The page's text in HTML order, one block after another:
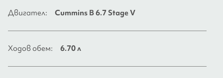
Двигател: Cummins B 6.7 Stage V
Ходов обем: 6.70 л